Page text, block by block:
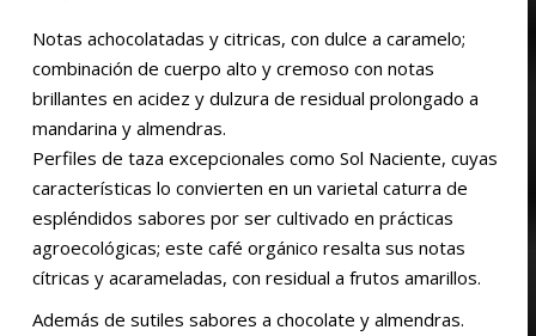
Notas achocolatadas y citricas, con dulce a caramelo;
combinación de cuerpo alto y cremoso con notas
brillantes en acidez y dulzura de residual prolongado a
mandarina y almendras.
Perfiles de taza excepcionales como Sol Naciente, cuyas
características lo convierten en un varietal caturra de
espléndidos sabores por ser cultivado en prácticas
agroecológicas; este café orgánico resalta sus notas
cítricas y acarameladas, con residual a frutos amarillos.
Además de sutiles sabores a chocolate y almendras.